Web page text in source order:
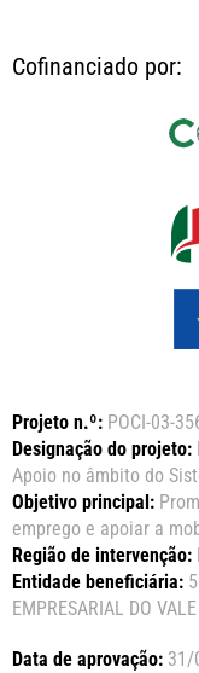
Cofinanciado por:
Projeto n.º: POCI-03-
Designação do projeto:
Apoio no âmbito do
Objetivo principal:
emprego e apoiar a
Região de intervenção:
Entidade beneficiária:
EMPRESARIAL DO
Data de aprovação: 31/